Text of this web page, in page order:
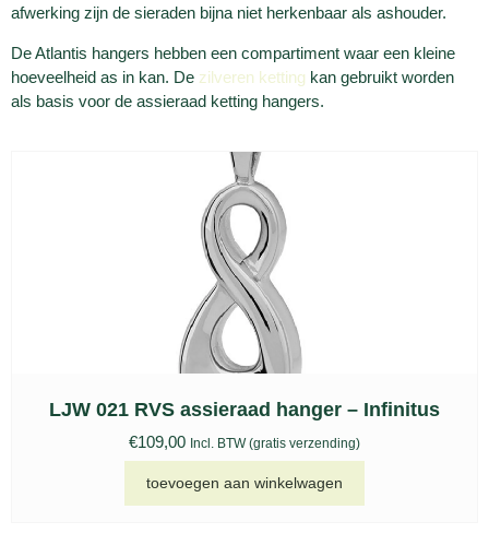
afwerking zijn de sieraden bijna niet herkenbaar als ashouder.
De Atlantis hangers hebben een compartiment waar een kleine
hoeveelheid as in kan. De zilveren ketting kan gebruikt worden
als basis voor de assieraad ketting hangers.
LJW 021 RVS assieraad hanger – Infinitus
€109,00 Incl. BTW (gratis verzending)
toevoegen aan winkelwagen